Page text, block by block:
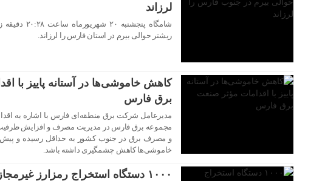
لرزاند
ریشتر حوالی بیرم در استان فارس را لرزاند.
کاهش خاموشی‌ها در آستانه پاییز با
برق فارس
مدیرعامل شرکت برق منطقه‌ای فارس با اشاره به
مجموعه برق فارس در مدیریت مصرف و افزایش ظرفیت
و مصرف برق در جنوب کشور به حداقل رسیده و
خاموشی‌ها کاهش چشمگیری داشته باشد.
۱۰۰۰ دستگاه استخراج رمزارز